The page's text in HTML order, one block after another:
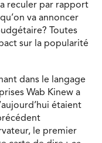
reculer par rapport
va annoncer
Toutes
sur la popularité
dans le langage
Wab Kinew a
étaient
le premier